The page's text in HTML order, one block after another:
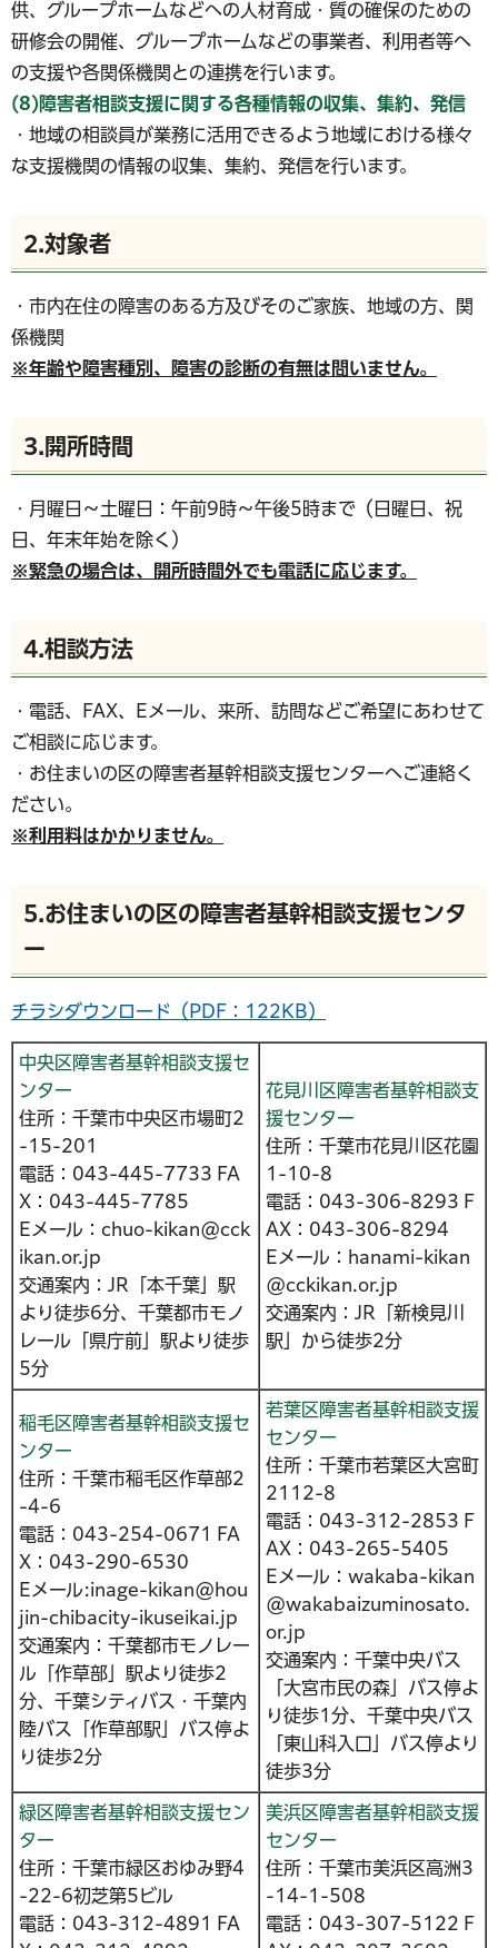
供、グループホームなどへの人材育成・質の確保のための
研修会の開催、グループホームなどの事業者、利用者等へ
の支援や各関係機関との連携を行います。
(8)障害者相談支援に関する各種情報の収集、集約、発信
・地域の相談員が業務に活用できるよう地域における様々
な支援機関の情報の収集、集約、発信を行います。
2.対象者
・市内在住の障害のある方及びそのご家族、地域の方、関
係機関
※年齢や障害種別、障害の診断の有無は問いません。
3.開所時間
・月曜日～土曜日：午前9時～午後5時まで（日曜日、祝
日、年末年始を除く）
※緊急の場合は、開所時間外でも電話に応じます。
4.相談方法
・電話、FAX、Eメール、来所、訪問などご希望にあわせて
ご相談に応じます。
・お住まいの区の障害者基幹相談支援センターへご連絡く
ださい。
※利用料はかかりません。
5.お住まいの区の障害者基幹相談支援センタ
ー
チラシダウンロード（PDF：122KB）
中央区障害者基幹相談支援セ
ンター
住所：千葉市中央区市場町2
-15-201
電話：043-445-7733 FA
X：043-445-7785
Eメール：chuo-kikan@cck
ikan.or.jp
交通案内：JR「本千葉」駅
より徒歩6分、千葉都市モノ
レール「県庁前」駅より徒歩
5分
花見川区障害者基幹相談支
援センター
住所：千葉市花見川区花園
1-10-8
電話：043-306-8293 F
AX：043-306-8294
Eメール：hanami-kikan
@cckikan.or.jp
交通案内：JR「新検見川
駅」から徒歩2分
稲毛区障害者基幹相談支援セ
ンター
住所：千葉市稲毛区作草部2
-4-6
電話：043-254-0671 FA
X：043-290-6530
Eメール:inage-kikan@hou
jin-chibacity-ikuseikai.jp
交通案内：千葉都市モノレー
ル「作草部」駅より徒歩2
分、千葉シティバス・千葉内
陸バス「作草部駅」バス停よ
り徒歩2分
若葉区障害者基幹相談支援
センター
住所：千葉市若葉区大宮町
2112-8
電話：043-312-2853 F
AX：043-265-5405
Eメール：wakaba-kikan
@wakabaizuminosato.
or.jp
交通案内：千葉中央バス
「大宮市民の森」バス停よ
り徒歩1分、千葉中央バス
「東山科入口」バス停より
徒歩3分
緑区障害者基幹相談支援セン
ター
住所：千葉市緑区おゆみ野4
-22-6初芝第5ビル
電話：043-312-4891 FA
美浜区障害者基幹相談支援
センター
住所：千葉市美浜区高洲3
-14-1-508
電話：043-307-5122 F